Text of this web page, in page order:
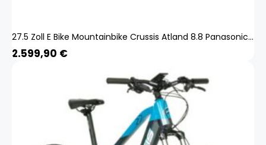
27.5 Zoll E Bike Mountainbike Crussis Atland 8.8 Panasonic 720Wh SRAM 12 Gang
2.599,90 €